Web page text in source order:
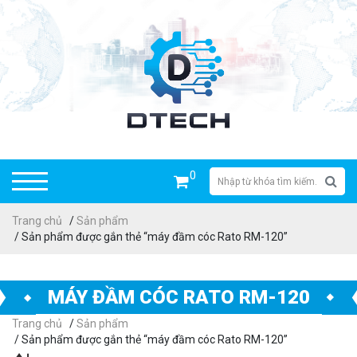
0
Trang chủ /Sản phẩm
/ Sản phẩm được gắn thẻ “máy đầm cóc Rato RM-120”
MÁY ĐẦM CÓC RATO RM-120
Trang chủ /Sản phẩm
/ Sản phẩm được gắn thẻ “máy đầm cóc Rato RM-120”